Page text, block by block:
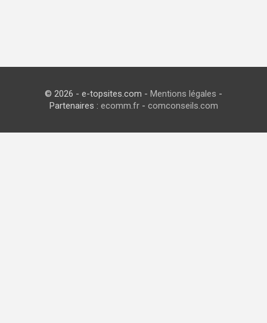
© 2026 - e-topsites.com - Mentions légales -
Partenaires : ecomm.fr- comconseils.com